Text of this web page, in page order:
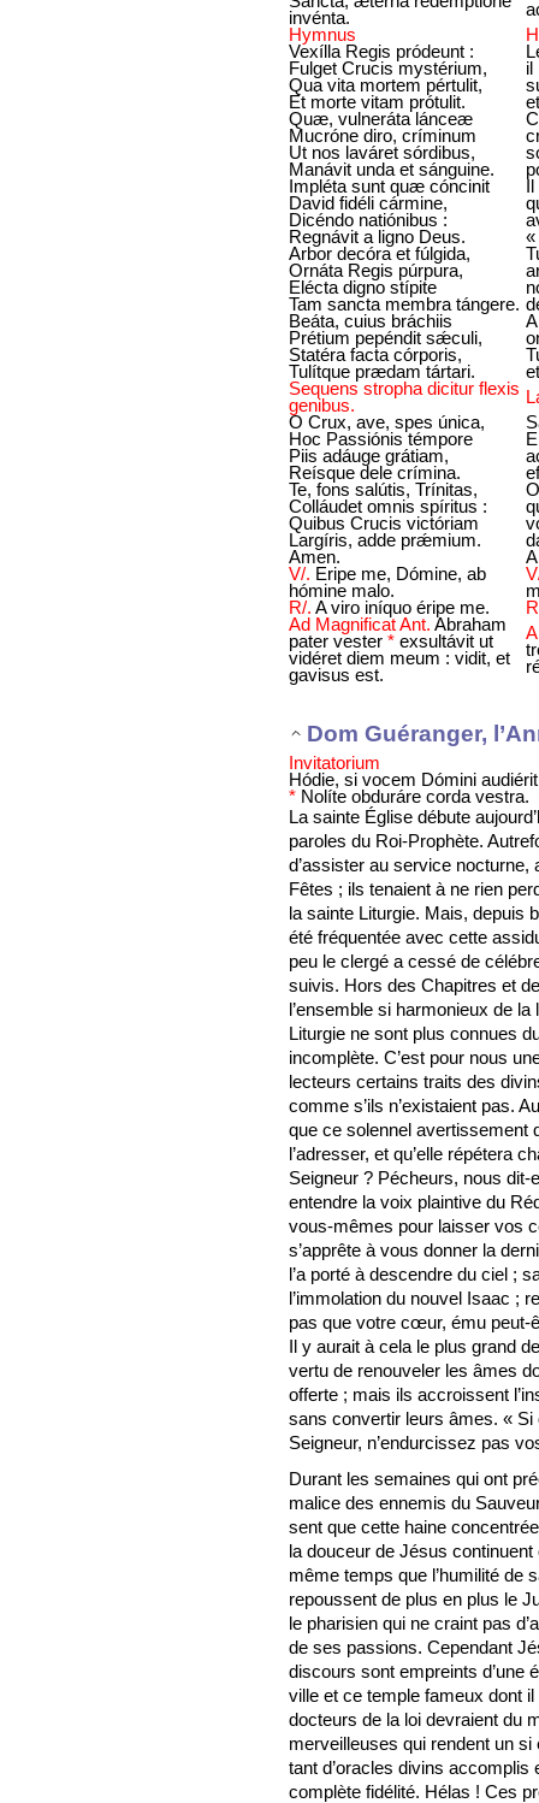
invénta.
Hymnus
Vexílla Regis pródeunt :
Fulget Crucis mystérium,
Qua vita mortem pértulit,
Et morte vitam prótulit.
il
Quæ, vulneráta lánceæ
Mucróne diro, críminum
Ut nos laváret sórdibus,
Manávit unda et sánguine.
Impléta sunt quæ cóncinit
David fidéli cármine,
Dicéndo natiónibus :
Regnávit a ligno Deus.
Il
«
Arbor decóra et fúlgida,
Ornáta Regis púrpura,
Elécta digno stípite
Tam sancta membra tángere.
Beáta, cuius bráchiis
Prétium pepéndit sǽculi,
Statéra facta córporis,
Tulítque prædam tártari.
Sequens stropha dicitur flexis
genibus.
O Crux, ave, spes única,
Hoc Passiónis témpore
Piis adáuge grátiam,
Reísque dele crímina.
Te, fons salútis, Trínitas,
Colláudet omnis spíritus :
Quibus Crucis victóriam
Largíris, adde prǽmium.
Amen.
V/. Eripe me, Dómine, ab
hómine malo.
R/. A viro iníquo éripe me.
Ad Magnificat Ant. Abraham
pater vester * exsultávit ut
vidéret diem meum : vidit, et
gavisus est.
Dom Guéranger,
Invitatorium
Hódie, si vocem Dómini
* Nolíte obduráre corda vestra.
La sainte Église débute
paroles du Roi-Prophète.
d’assister au service
Fêtes ; ils tenaient à ne rien
la sainte Liturgie. Mais, depuis
été fréquentée avec cette
peu le clergé a cessé de
suivis. Hors des Chapitres et
l’ensemble si harmonieux de
Liturgie ne sont plus connues
incomplète. C’est pour nous
lecteurs certains traits des
comme s’ils n’existaient pas.
que ce solennel avertissement
l’adresser, et qu’elle répétera
Seigneur ? Pécheurs, nous
entendre la voix plaintive du
vous-mêmes pour laisser vos
s’apprête à vous donner la
l’a porté à descendre du ciel ;
l’immolation du nouvel Isaac ;
pas que votre cœur, ému peut-
Il y aurait à cela le plus grand
vertu de renouveler les âmes
offerte ; mais ils accroissent
sans convertir leurs âmes. « Si
Seigneur, n’endurcissez pas
Durant les semaines qui ont
malice des ennemis du
sent que cette haine
la douceur de Jésus
même temps que l’humilité de
repoussent de plus en plus le
le pharisien qui ne craint pas
de ses passions. Cependant
discours sont empreints d’une
ville et ce temple fameux dont
docteurs de la loi devraient du
merveilleuses qui rendent un
tant d’oracles divins accomplis
complète fidélité. Hélas ! Ces